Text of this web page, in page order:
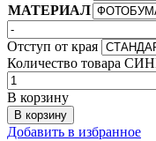
МАТЕРИАЛ
Отступ от края
Количество товара
В корзину
В корзину
Добавить в избранное